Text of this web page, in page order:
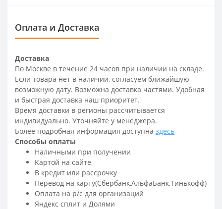
Оплата и Доставка
Доставка
По Москве в течение 24 часов при наличии на складе.
Если товара нет в наличии, согласуем ближайшую
возможную дату. Возможна доставка частями. Удобная
и быстрая доставка наш приоритет.
Время доставки в регионы рассчитывается
индивидуально. Уточняйте у менеджера.
Более подробная информация доступна здесь
Способы оплаты
Наличными при получении
Картой на сайте
В кредит или рассрочку
Перевод на карту(Сбербанк,АльфаБанк,Тинькофф)
Оплата на р/c для организаций
Яндекс сплит и Долями